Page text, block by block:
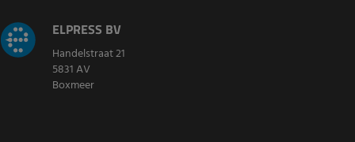
ELPRESS BV
Handelstraat 21
5831 AV
Boxmeer